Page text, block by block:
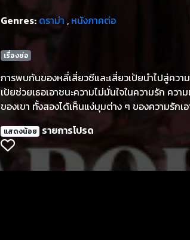
Genres: ดราม่า , หนังภาคต่อ
เรื่องย่อ
การพบกันของหลี่เสี่ยวซีและเสี่ยวเป้ยนำไปสู่ค
เป้ยช่วยเธอเอาชนะความไม่มั่นใจในความรัก คว
ของเขา ทั้งสองได้เห็นแง่มุมต่าง ๆ ของความรัก
แสดงน้อย รายการโปรด